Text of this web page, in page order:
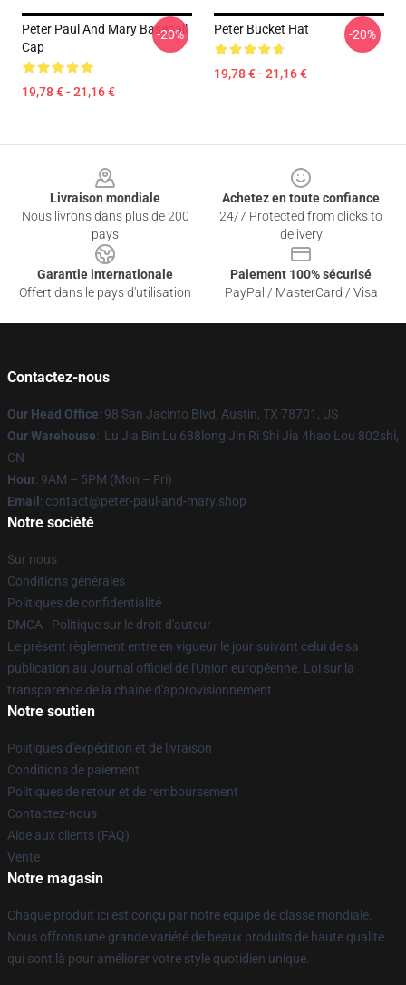
Peter Paul And Mary Baseball
Cap
19,78 € - 21,16 €
-20% Peter Bucket Hat
19,78 € - 21,16 €
-20%
Livraison mondiale
Nous livrons dans plus de 200
pays
Achetez en toute confiance
24/7 Protected from clicks to
delivery
Garantie internationale
Offert dans le pays d'utilisation
Paiement 100% sécurisé
PayPal / MasterCard / Visa
Contactez-nous
Our Head Office: 98 San Jacinto Blvd, Austin, TX 78701, US
Our Warehouse: Lu Jia Bin Lu 688long Jin Ri Shi Jia 4hao Lou 802shi,
CN
Hour: 9AM – 5PM (Mon – Fri)
Email : contact@peter-paul-and-mary.shop
Notre société
Sur nous
Conditions générales
Politiques de confidentialité
DMCA - Politique sur le droit d'auteur
Le présent règlement entre en vigueur le jour suivant celui de sa
publication au Journal officiel de l'Union européenne. Loi sur la
transparence de la chaîne d'approvisionnement
Notre soutien
Politiques d'expédition et de livraison
Conditions de paiement
Politiques de retour et de remboursement
Contactez-nous
Aide aux clients (FAQ)
Vente
Notre magasin
Chaque produit ici est conçu par notre équipe de classe mondiale.
Nous offrons une grande variété de beaux produits de haute qualité
qui sont là pour améliorer votre style quotidien unique.